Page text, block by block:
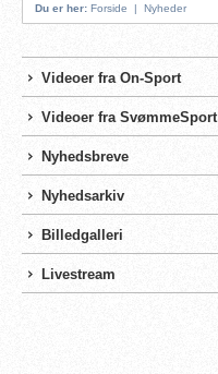
Du er her: Forside | Nyheder
Videoer fra On-Sport
Videoer fra SvømmeSport
Nyhedsbreve
Nyhedsarkiv
Billedgalleri
Livestream